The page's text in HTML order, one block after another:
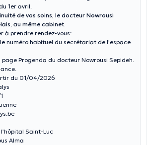
1er avril.
de vos soins, le docteur Nowrousi
le relais, au même cabinet.
à prendre rendez-vous:
numéro habituel du secrétariat de l'espace
Progenda du docteur Nowrousi Sepideh.
du 01/04/2026
Saint-Luc
Alma